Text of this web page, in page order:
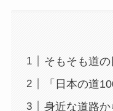
そもそも道
「日本の道
身近な道路